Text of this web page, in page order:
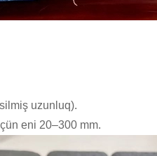
uzunluq).
eni 20–300 mm.